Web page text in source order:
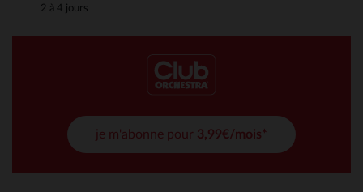
2 à 4 jours
je m'abonne pour 3,99€/mois*